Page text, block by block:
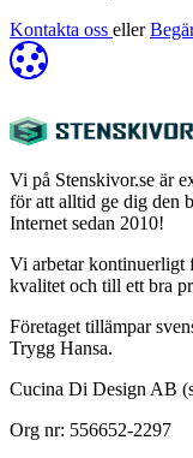
Kontakta oss eller
Vi på Stenskivor.se är
för att alltid ge dig den
Internet sedan 2010!
Vi arbetar kontinuerligt
kvalitet och till ett bra
Företaget tillämpar
Trygg Hansa.
Cucina Di Design AB
Org nr: 556652-2297